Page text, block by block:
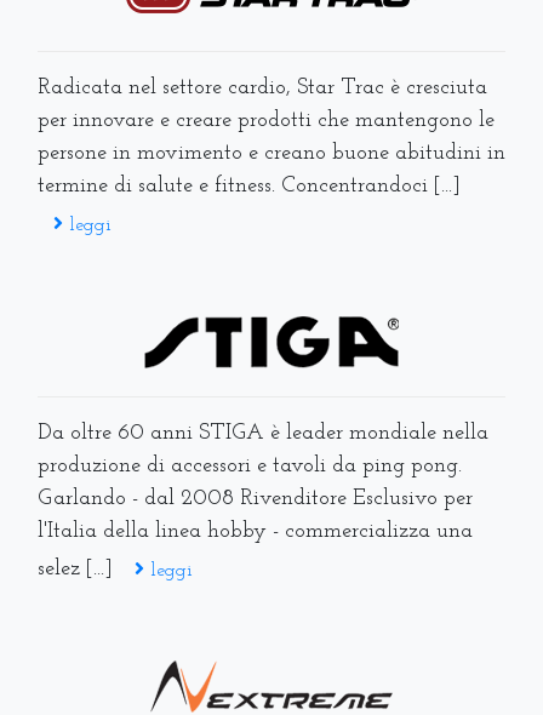
Radicata nel settore cardio, Star Trac è cresciuta
per innovare e creare prodotti che mantengono le
persone in movimento e creano buone abitudini in
termine di salute e fitness. Concentrandoci [...]
leggi
Da oltre 60 anni STIGA è leader mondiale nella
produzione di accessori e tavoli da ping pong.
Garlando - dal 2008 Rivenditore Esclusivo per
l'Italia della linea hobby - commercializza una
selez [...]
leggi